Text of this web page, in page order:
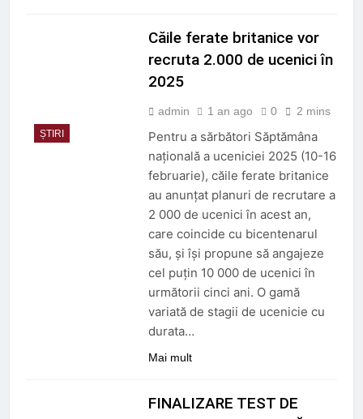
ȘTIRI
Căile ferate britanice vor
recruta 2.000 de ucenici în
2025
admin 1 an ago 0 2 mins
Pentru a sărbători Săptămâna
națională a uceniciei 2025 (10-16
februarie), căile ferate britanice
au anunțat planuri de recrutare a
2 000 de ucenici în acest an,
care coincide cu bicentenarul
său, și își propune să angajeze
cel puțin 10 000 de ucenici în
următorii cinci ani. O gamă
variată de stagii de ucenicie cu
durata…
Mai mult
FINALIZARE TEST DE